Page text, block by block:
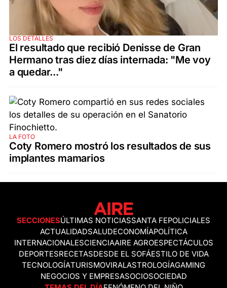
LOS DETALLES
El resultado que recibió Denisse de Gran
Hermano tras diez días internada: "Me voy
a quedar..."
LA FOTO
Coty Romero mostró los resultados de sus
implantes mamarios
SECCIONESÚLTIMAS NOTICIASSANTA FEPOLICIALES
ACTUALIDADSALUDECONOMÍAPOLÍTICA
INTERNACIONALESCIENCIAAIRE AGROESPECTÁCULOS
DEPORTESRECETASDESDE EL SOFÁESTILO DE VIDA
TECNOLOGÍATURISMOVIRALASTROLOGÍAGAMING
NEGOCIOS Y EMPRESASOCIOSOCIEDAD